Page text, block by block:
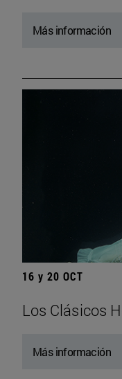
Más información
16 y 20 OCT
Los Clásicos
Más información